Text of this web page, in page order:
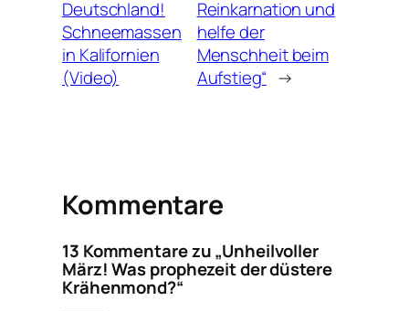
Deutschland!
Schneemassen
in Kalifornien
(Video)
Reinkarnation und
helfe der
Menschheit beim
Aufstieg“ →
Kommentare
13 Kommentare zu „Unheilvoller
März! Was prophezeit der düstere
Krähenmond?“